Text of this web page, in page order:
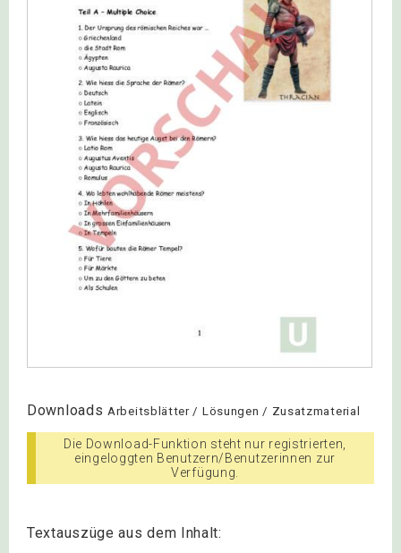
Downloads Arbeitsblätter / Lösungen / Zusatzmaterial
Die Download-Funktion steht nur registrierten,
eingeloggten Benutzern/Benutzerinnen zur
Verfügung.
Textauszüge aus dem Inhalt: